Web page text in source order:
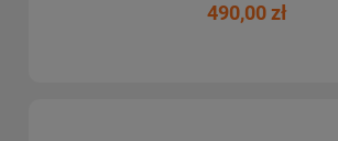
490,00 zł